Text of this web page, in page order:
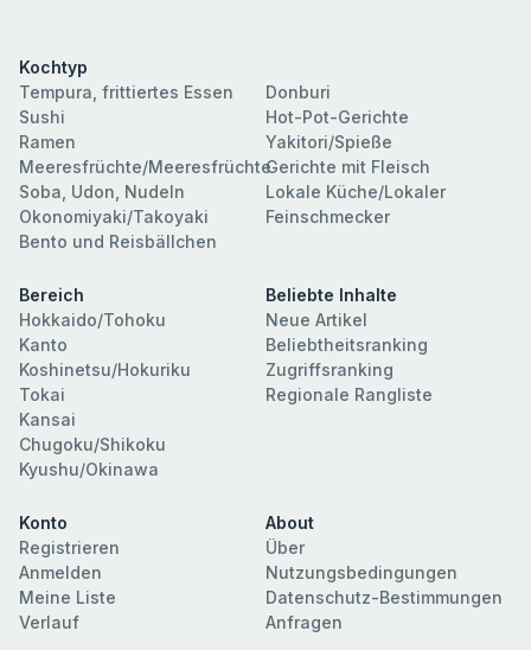
Kochtyp
Tempura, frittiertes Essen
Sushi
Ramen
Meeresfrüchte/Meeresfrüchte
Soba, Udon, Nudeln
Okonomiyaki/Takoyaki
Bento und Reisbällchen
Donburi
Hot-Pot-Gerichte
Yakitori/Spieße
Gerichte mit Fleisch
Lokale Küche/Lokaler
Feinschmecker
Bereich
Hokkaido/Tohoku
Kanto
Koshinetsu/Hokuriku
Tokai
Kansai
Chugoku/Shikoku
Kyushu/Okinawa
Beliebte Inhalte
Neue Artikel
Beliebtheitsranking
Zugriffsranking
Regionale Rangliste
Konto
Registrieren
Anmelden
Meine Liste
Verlauf
About
Über
Nutzungsbedingungen
Datenschutz-Bestimmungen
Anfragen